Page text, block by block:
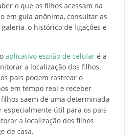
o que os filhos acessam na
em guia anônima, consultar as
o histórico de ligações e
aplicativo espião de celularé a
a localização dos filhos.
pais podem rastrear o
em tempo real e receber
saem de uma determinada
especialmente útil para os pais
a localização dos filhos
de casa.